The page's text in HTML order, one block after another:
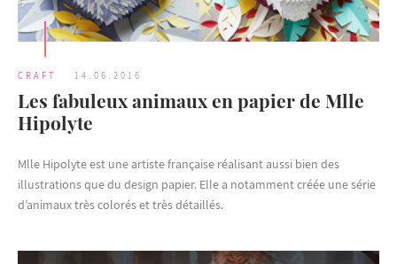
CRAFT 14.06.2016
Les fabuleux animaux en papier de Mlle
Hipolyte
Mlle Hipolyte est une artiste française réalisant aussi bien des
illustrations que du design papier. Elle a notamment créée une série
d’animaux très colorés et très détaillés.